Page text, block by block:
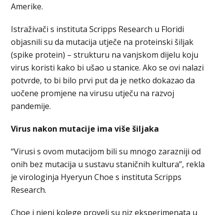
Amerike.
Istraživači s instituta Scripps Research u Floridi
objasnili su da mutacija utječe na proteinski šiljak
(spike protein) – strukturu na vanjskom dijelu koju
virus koristi kako bi ušao u stanice. Ako se ovi nalazi
potvrde, to bi bilo prvi put da je netko dokazao da
uočene promjene na virusu utječu na razvoj
pandemije.
Virus nakon mutacije ima više šiljaka
“Virusi s ovom mutacijom bili su mnogo zarazniji od
onih bez mutacija u sustavu staničnih kultura”, rekla
je virologinja Hyeryun Choe s instituta Scripps
Research.
Choe i njeni kolege proveli su niz eksperimenata u